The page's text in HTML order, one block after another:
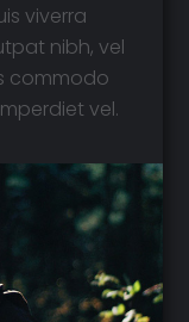
viverra
nibh, vel
commodo
vel.